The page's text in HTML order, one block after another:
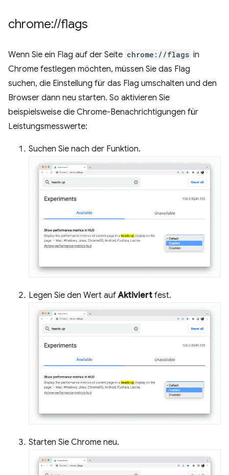
chrome://flags
Wenn Sie ein Flag auf der Seite chrome://flags in
Chrome festlegen möchten, müssen Sie das Flag
suchen, die Einstellung für das Flag umschalten und den
Browser dann neu starten. So aktivieren Sie
beispielsweise die Chrome-Benachrichtigungen für
Leistungsmesswerte:
Suchen Sie nach der Funktion.
Legen Sie den Wert aufAktiviert fest.
Starten Sie Chrome neu.